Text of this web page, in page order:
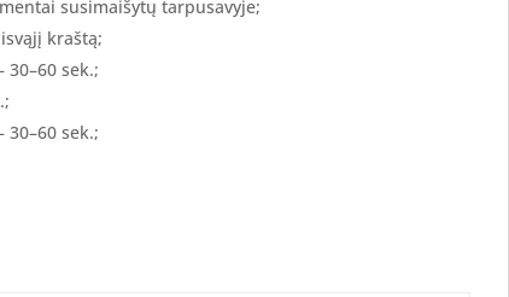
susimaišytų tarpusavyje;
kraštą;
30–60 sek.;
30–60 sek.;